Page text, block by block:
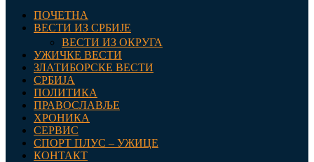
ПОЧЕТНА
ВЕСТИ ИЗ СРБИЈЕ
ВЕСТИ ИЗ ОКРУГА
УЖИЧКЕ ВЕСТИ
ЗЛАТИБОРСКЕ ВЕСТИ
СРБИЈА
ПОЛИТИКА
ПРАВОСЛАВЉЕ
ХРОНИКА
СЕРВИС
СПОРТ ПЛУС – УЖИЦЕ
КОНТАКТ